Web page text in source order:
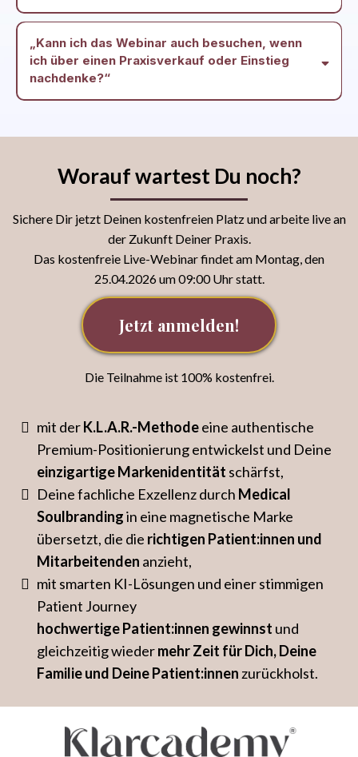
„Kann ich das Webinar auch besuchen, wenn
ich über einen Praxisverkauf oder Einstieg
nachdenke?“
Worauf wartest Du noch?
Sichere Dir jetzt Deinen kostenfreien Platz und arbeite live an
der Zukunft Deiner Praxis.
Das kostenfreie Live-Webinar findet am Montag, den
25.04.2026 um 09:00 Uhr statt.
Jetzt anmelden!
Die Teilnahme ist 100% kostenfrei.
mit derK.L.A.R.-Methodeeine authentische
Premium-Positionierung entwickelst und Deine
einzigartige Markenidentität schärfst,
Deine fachliche Exzellenz durch Medical
Soulbrandingin eine magnetische Marke
übersetzt, die die richtigen Patient:innen und
Mitarbeitenden anzieht,
mit smarten KI-Lösungen und einer stimmigen
Patient Journey
hochwertige Patient:innen gewinnst und
gleichzeitig wiedermehr Zeit für Dich, Deine
Familie und Deine Patient:innen zurückholst.